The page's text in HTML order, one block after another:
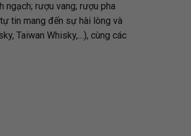
ngạch; rượu vang; rượu pha
tự tin mang đến sự hài lòng và
Taiwan Whisky,…), cùng các